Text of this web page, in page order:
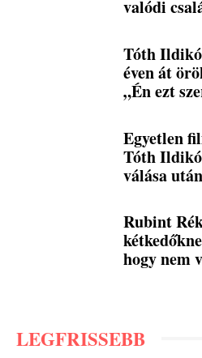
valódi
Tóth
éven át
„Én ezt
Egyetlen
Tóth
válása után
Rubint
hogy nem
LEGFRISSEBB